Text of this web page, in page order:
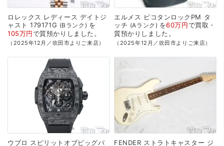
ロレックス レディース デイトジ
ャスト 179171G Bランク
を
105万円で質預かり しました。
（2025年12月／吹田市よりご来店）
エルメス ピコタンロックPM タ
ッチ
Aランク を60万円で買取・
質預かり しました。
（2025年12月／吹田市よりご来店）
ウブロ スピリットオブビッグバ
FENDER ストラトキャスター ジ